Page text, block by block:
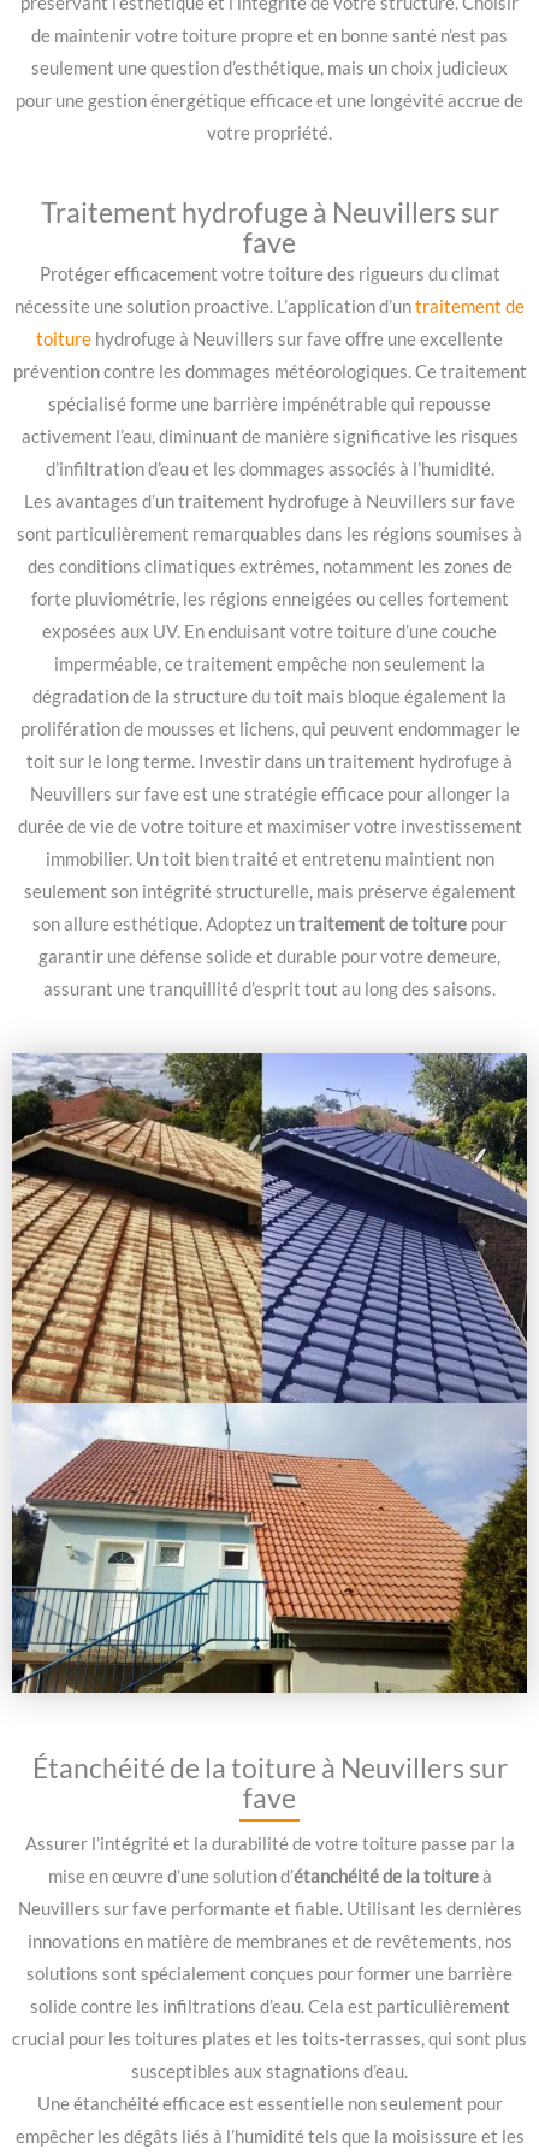
de maintenir votre toiture propre et en bonne santé n’est pas
seulement une question d’esthétique, mais un choix judicieux
pour une gestion énergétique efficace et une longévité accrue de
votre propriété.
Traitement hydrofuge à Neuvillers sur
fave
Protéger efficacement votre toiture des rigueurs du climat
nécessite une solution proactive. L’application d’untraitement de
toiture hydrofuge à Neuvillers sur fave offre une excellente
prévention contre les dommages météorologiques. Ce traitement
spécialisé forme une barrière impénétrable qui repousse
activement l’eau, diminuant de manière significative les risques
d’infiltration d’eau et les dommages associés à l’humidité.
Les avantages d’un traitement hydrofuge à Neuvillers sur fave
sont particulièrement remarquables dans les régions soumises à
des conditions climatiques extrêmes, notamment les zones de
forte pluviométrie, les régions enneigées ou celles fortement
exposées aux UV. En enduisant votre toiture d’une couche
imperméable, ce traitement empêche non seulement la
dégradation de la structure du toit mais bloque également la
prolifération de mousses et lichens, qui peuvent endommager le
toit sur le long terme. Investir dans un traitement hydrofuge à
Neuvillers sur fave est une stratégie efficace pour allonger la
durée de vie de votre toiture et maximiser votre investissement
immobilier. Un toit bien traité et entretenu maintient non
seulement son intégrité structurelle, mais préserve également
son allure esthétique. Adoptez untraitement de toiture pour
garantir une défense solide et durable pour votre demeure,
assurant une tranquillité d’esprit tout au long des saisons.
Étanchéité de la toiture à Neuvillers sur
fave
Assurer l’intégrité et la durabilité de votre toiture passe par la
mise en œuvre d’une solution d’étanchéité de la toitureà
Neuvillers sur fave performante et fiable. Utilisant les dernières
innovations en matière de membranes et de revêtements, nos
solutions sont spécialement conçues pour former une barrière
solide contre les infiltrations d’eau. Cela est particulièrement
crucial pour les toitures plates et les toits-terrasses, qui sont plus
susceptibles aux stagnations d’eau.
Une étanchéité efficace est essentielle non seulement pour
empêcher les dégâts liés à l’humidité tels que la moisissure et les